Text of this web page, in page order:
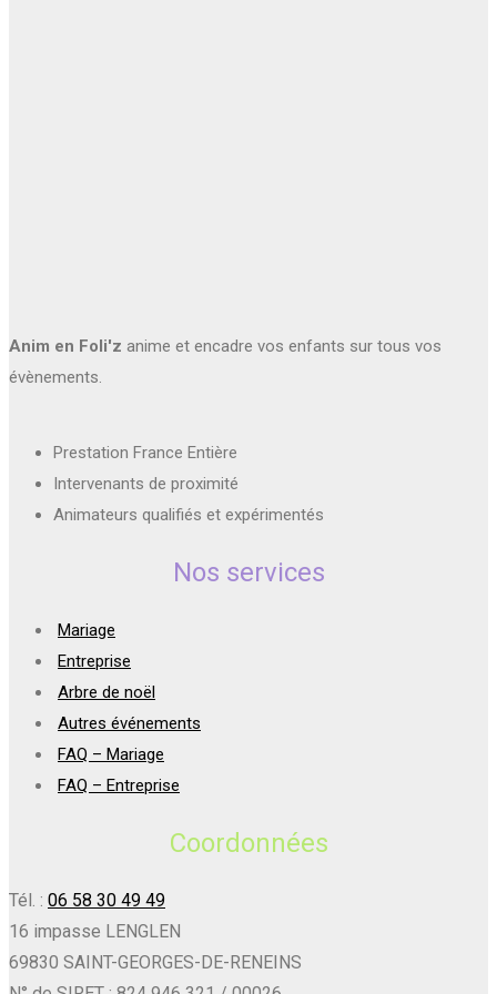
Anim en Foli'z anime et encadre vos enfants sur tous vos
évènements.
Prestation France Entière
Intervenants de proximité
Animateurs qualifiés et expérimentés
Nos services
Mariage
Entreprise
Arbre de noël
Autres événements
FAQ – Mariage
FAQ – Entreprise
Coordonnées
Tél. : 06 58 30 49 49
16 impasse LENGLEN
69830 SAINT-GEORGES-DE-RENEINS